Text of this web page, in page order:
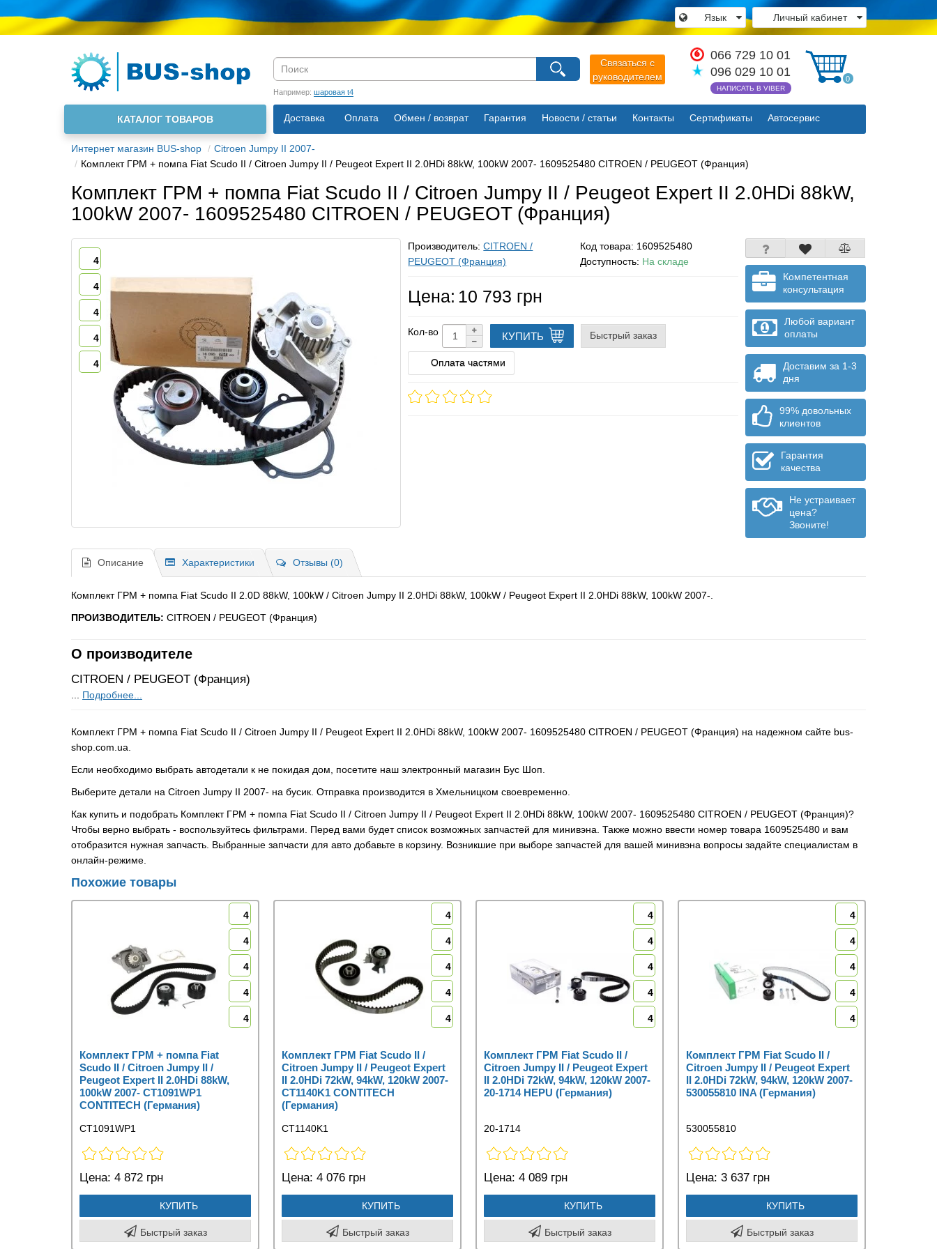
Личный кабинет
Язык
Связаться с
руководителем
066 729 10 01
096 029 10 01
НАПИСАТЬ В VIBER
0
Например: шаровая t4
Доставка Оплата Обмен / возврат Гарантия Новости / статьи Контакты Сертификаты Автосервис
О нас
КАТАЛОГ ТОВАРОВ
Интернет магазин BUS-shop
Citroen Jumpy II 2007-
Комплект ГРМ + помпа Fiat Scudo II / Citroen Jumpy II / Peugeot Expert II 2.0HDi 88kW, 100kW 2007- 1609525480 CITROEN / PEUGEOT (Франция)
×
Закрыть
Комплект ГРМ + помпа Fiat Scudo II / Citroen Jumpy II / Peugeot Expert II 2.0HDi 88kW,
100kW 2007- 1609525480 CITROEN / PEUGEOT (Франция)
4
4
4
4
4
Производитель:CITROEN /
PEUGEOT (Франция)
Код товара: 1609525480
Доступность: На складе
Цена: 10 793 грн
Кол-во КУПИТЬ Быстрый заказ
Оплата частями
Компетентная
консультация
Любой вариант
оплаты
Доставим за 1-3
дня
99% довольных
клиентов
Гарантия
качества
Не устраивает
цена?
Звоните!
Описание Характеристики Отзывы (0)
Комплект ГРМ + помпа Fiat Scudo II 2.0D 88kW, 100kW / Citroen Jumpy II 2.0HDi 88kW, 100kW / Peugeot Expert II 2.0HDi 88kW, 100kW 2007-.
ПРОИЗВОДИТЕЛЬ: CITROEN / PEUGEOT (Франция)
О производителе
CITROEN / PEUGEOT (Франция)
Подробнее...
Комплект ГРМ + помпа Fiat Scudo II / Citroen Jumpy II / Peugeot Expert II 2.0HDi 88kW, 100kW 2007- 1609525480 CITROEN / PEUGEOT (Франция) на надежном сайте bus-
shop.com.ua.
Если необходимо выбрать автодетали к не покидая дом, посетите наш электронный магазин Бус Шоп.
Выберите детали на Citroen Jumpy II 2007- на бусик. Отправка производится в Хмельницком своевременно.
Как купить и подобрать Комплект ГРМ + помпа Fiat Scudo II / Citroen Jumpy II / Peugeot Expert II 2.0HDi 88kW, 100kW 2007- 1609525480 CITROEN / PEUGEOT (Франция)?
Чтобы верно выбрать - воспользуйтесь фильтрами. Перед вами будет список возможных запчастей для минивэна. Также можно ввести номер товара 1609525480 и вам
отобразится нужная запчасть. Выбранные запчасти для авто добавьте в корзину. Возникшие при выборе запчастей для вашей минивэна вопросы задайте специалистам в
онлайн-режиме.
Похожие товары
4
4
4
4
4
Комплект ГРМ + помпа Fiat
Scudo II / Citroen Jumpy II /
Peugeot Expert II 2.0HDi 88kW,
100kW 2007- CT1091WP1
CONTITECH (Германия)
CT1091WP1
Цена: 4 872 грн
КУПИТЬ
Быстрый заказ
4
4
4
4
4
Комплект ГРМ Fiat Scudo II /
Citroen Jumpy II / Peugeot Expert
II 2.0HDi 72kW, 94kW, 120kW 2007-
CT1140K1 CONTITECH
(Германия)
CT1140K1
Цена: 4 076 грн
КУПИТЬ
Быстрый заказ
4
4
4
4
4
Комплект ГРМ Fiat Scudo II /
Citroen Jumpy II / Peugeot Expert
II 2.0HDi 72kW, 94kW, 120kW 2007-
20-1714 HEPU (Германия)
20-1714
Цена: 4 089 грн
КУПИТЬ
Быстрый заказ
4
4
4
4
4
Комплект ГРМ Fiat Scudo II /
Citroen Jumpy II / Peugeot Expert
II 2.0HDi 72kW, 94kW, 120kW 2007-
530055810 INA (Германия)
530055810
Цена: 3 637 грн
КУПИТЬ
Быстрый заказ